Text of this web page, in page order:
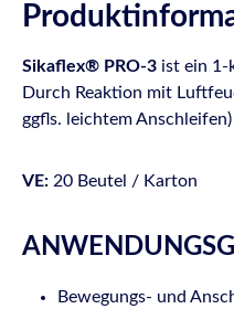
Sikaflex® PRO-3 ist ein 1-
Durch Reaktion mit
ggfls. leichtem
VE: 20 Beutel / Karton
Bewegungs- und